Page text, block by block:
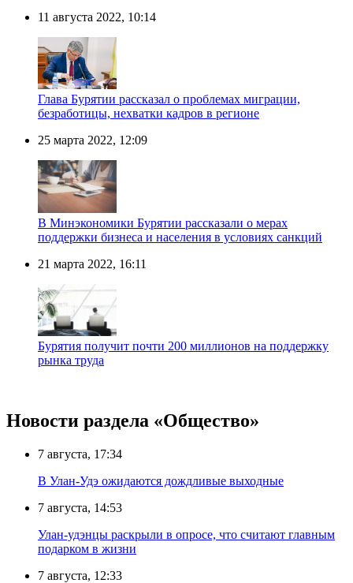
11 августа 2022, 10:14
Глава Бурятии рассказал о проблемах миграции,
безработицы, нехватки кадров в регионе
25 марта 2022, 12:09
В Минэкономики Бурятии рассказали о мерах
поддержки бизнеса и населения в условиях санкций
21 марта 2022, 16:11
Бурятия получит почти 200 миллионов на поддержку
рынка труда
Новости раздела «Общество»
7 августа, 17:34
В Улан-Удэ ожидаются дождливые выходные
7 августа, 14:53
Улан-удэнцы раскрыли в опросе, что считают главным
подарком в жизни
7 августа, 12:33